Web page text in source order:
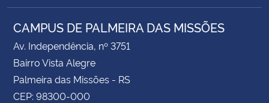
CAMPUS DE PALMEIRA DAS MISSÕES
Av. Independência, nº 3751
Bairro Vista Alegre
Palmeira das Missões - RS
CEP: 98300-000